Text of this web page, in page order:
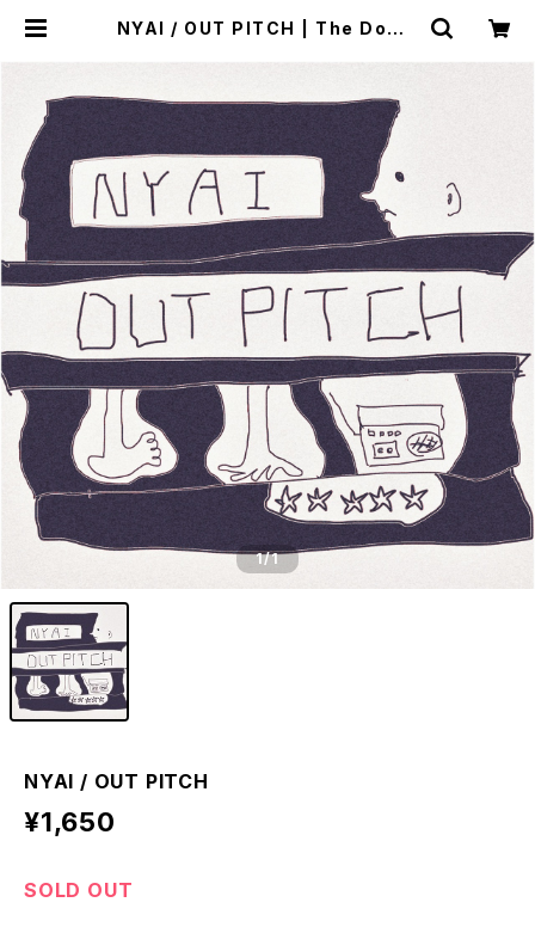
NYAI / OUT PITCH | The Dome
1/1
NYAI / OUT PITCH
¥1,650
SOLD OUT